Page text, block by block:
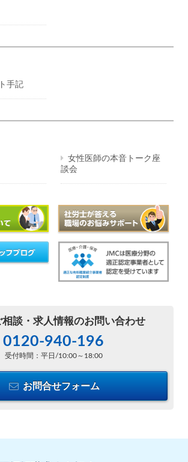
手記
女性医師の本音トーク座
談会
談・ 求人情報のお問い合わせ
0120-940-196
受付時間：平日/10:00～18:00
お問合せフォーム